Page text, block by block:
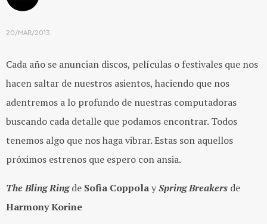
20/MAR/2013
Cada año se anuncian discos, películas o festivales que nos
hacen saltar de nuestros asientos, haciendo que nos
adentremos a lo profundo de nuestras computadoras
buscando cada detalle que podamos encontrar. Todos
tenemos algo que nos haga vibrar. Estas son aquellos
próximos estrenos que espero con ansia.
The Bling Ringde Sofia CoppolaySpring Breakers de
Harmony Korine